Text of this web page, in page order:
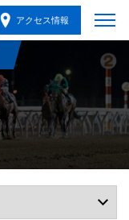
アクセス情報